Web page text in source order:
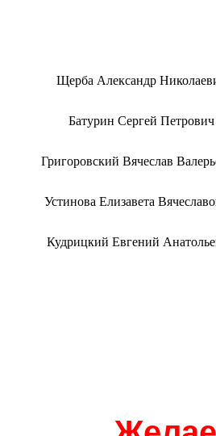
Щерба Александр
Батурин Сергей Петрович
Григоровский Вячеслав
Устинова Елизавета
Кудрицкий Евгений